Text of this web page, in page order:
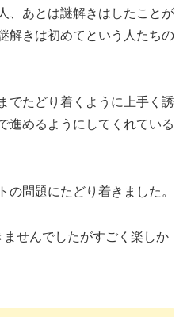
、あとは謎解きはしたことが
解きは初めてという人たちの
でたどり着くように上手く誘
進めるようにしてくれている
の問題にたどり着きました。
せんでしたがすごく楽しか